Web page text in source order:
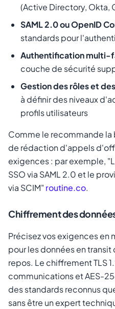
(Active Directory, Okta,
SAML 2.0 ou OpenID
standards pour
Authentification multi-
couche de sécurité
Gestion des rôles et
à définir des niveaux
profils utilisateurs
Comme le recommande
de rédaction d'appels
exigences : par exemple,
SSO via SAML 2.0 et le
via SCIM" routine.co.
Chiffrement des
Précisez vos exigences
pour les données en transit
repos. Le chiffrement TLS
communications et AES-
des standards reconnus
sans être un expert